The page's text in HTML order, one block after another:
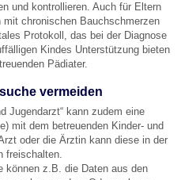
und kontrollieren. Auch für Eltern
chronischen Bauchschmerzen
Protokoll, das bei der Diagnose
Kindes Unterstützung bieten
Pädiater.
vermeiden
Jugendarzt“ kann zudem eine
mit dem betreuenden Kinder- und
oder die Ärztin kann diese in der
freischalten.
können z.B. die Daten aus den